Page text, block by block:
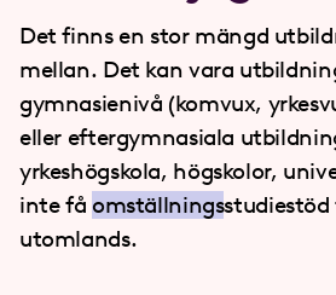
Det finns en stor mängd
mellan. Det kan vara
gymnasienivå (komvux,
eller eftergymnasiala
yrkeshögskola, högskolor,
inte få omställnings
utomlands.